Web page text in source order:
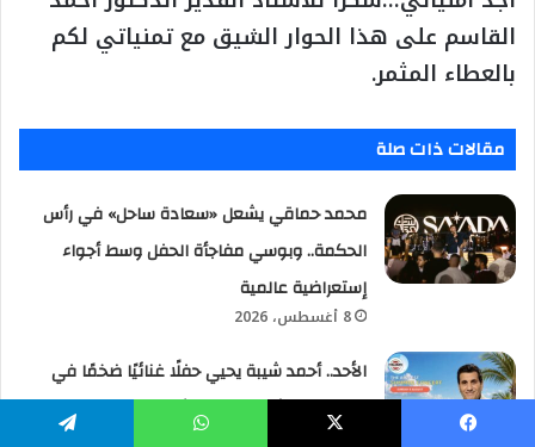
القاسم على هذا الحوار الشيق مع تمنياتي لكم
بالعطاء المثمر.
مقالات ذات صلة
محمد حماقي يشعل «سعادة ساحل» في رأس
الحكمة.. وبوسي مفاجأة الحفل وسط أجواء
إستعراضية عالمية
8 أغسطس، 2026
الأحد.. أحمد شيبة يحيي حفلًا غنائيًا ضخمًا في
مارسيليا بيتش بالساحل الشمالي
7 أغسطس، 2026